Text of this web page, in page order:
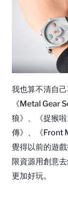
我也算不清自
《Metal Gear
狼》、《捉猴
傳》、《Front
覺得以前的遊
限資源用創意
更加好玩。